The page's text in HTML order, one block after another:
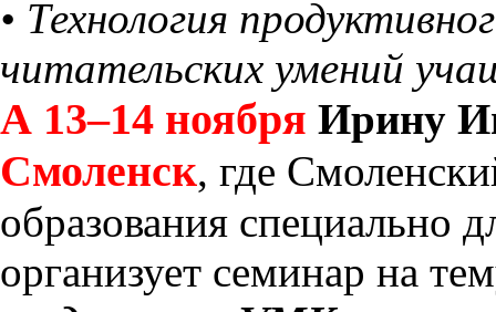
• Технология
читательских умений
А 13–14 ноября Ирину
Смоленск, где
образования специально
организует семинар на